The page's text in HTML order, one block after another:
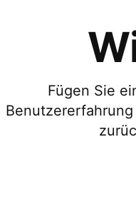
Fügen Sie